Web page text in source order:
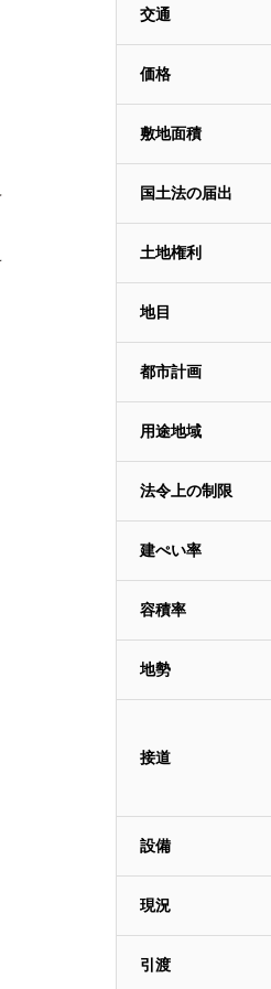
交通
価格
敷地面積
国土法の届出
土地権利
地目
都市計画
用途地域
法令上の制限
建ぺい率
容積率
地勢
接道
設備
現況
引渡